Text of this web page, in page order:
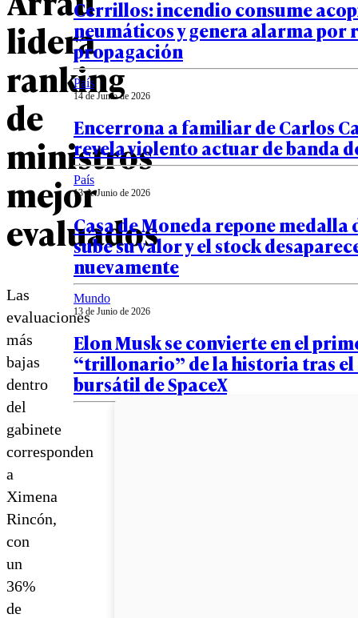
lidera
ranking
de
ministros
mejor
evaluados
Las
evaluaciones
más
bajas
dentro
del
gabinete
corresponden
a
Ximena
Rincón,
con
un
36%
de
Cerrillos: incendio consume
neumáticos y genera alarma por
propagación
País
14 de Junio de 2026
Encerrona a familiar de Carlos
revela violento actuar de banda
País
13 de Junio de 2026
Casa de Moneda repone medalla
sube su valor y el stock
nuevamente
Mundo
13 de Junio de 2026
Elon Musk se convierte en el
“trillonario” de la historia tras el
bursátil de SpaceX